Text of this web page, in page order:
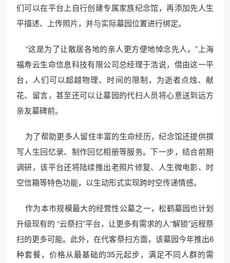
们可以在平台上自行创建专属家族纪念馆，再添加先人生
平描述、上传照片，并与实际墓园位置进行绑定。
“这是为了让散居各地的亲人更方便地悼念先人。”上海
福寿云生命信息科技有限公司总经理于浩说，借由这一平
台，人们可以超越物理、时间的限制，为逝者点烛、献
花、留言，甚至还可以让墓园的代扫人员将心意送到远方
亲友墓碑前。
为了帮助更多人留住丰富的生命经历，纪念馆还提供撰
写人生回忆录、制作回忆相册等服务。下一步，结合前期
调研，该平台还将陆续推出老照片修复、人生微电影、时
空信箱等特色功能，以生动形式实现跨时空传递情感。
作为本市规模最大的经营性公墓之一，松鹤墓园也计划
升级现有的 “云祭扫”平台，让更多有需求的人“解锁”远程祭
扫的更多可能。此外，在代客祭扫方面，该墓园今年推出6
种套餐，价格从最基础的35元起步，满足不同人群的需